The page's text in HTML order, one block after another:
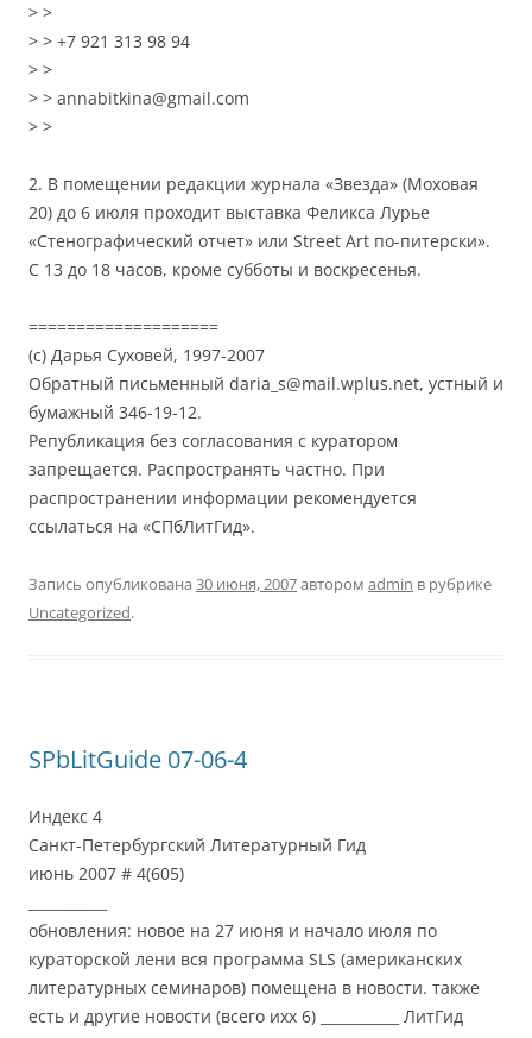
> >
> > +7 921 313 98 94
> >
> > annabitkina@gmail.com
> >
2. В помещении редакции журнала «Звезда» (Моховая
20) до 6 июля проходит выставка Феликса Лурье
«Стенографический отчет» или Street Art по-питерски».
С 13 до 18 часов, кроме субботы и воскресенья.
====================
(с) Дарья Суховей, 1997-2007
Обратный письменный daria_s@mail.wplus.net, устный и
бумажный 346-19-12.
Републикация без согласования с куратором
запрещается. Распространять частно. При
распространении информации рекомендуется
ссылаться на «СПбЛитГид».
Запись опубликована 30 июня, 2007автором admin в рубрике
Uncategorized.
SPbLitGuide 07-06-4
Индекс 4
Санкт-Петербургский Литературный Гид
июнь 2007 # 4(605)
обновления: новое на 27 июня и начало июля по
кураторской лени вся программа SLS (американских
литературных семинаров) помещена в новости. также
есть и другие новости (всего ихх 6) ___________ ЛитГид